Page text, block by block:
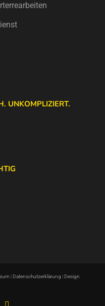
UNKOMPLIZIERT.
| Datenschutzerklärung | Design